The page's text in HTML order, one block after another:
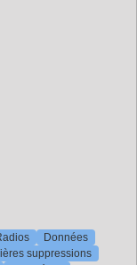
Données
suppressions